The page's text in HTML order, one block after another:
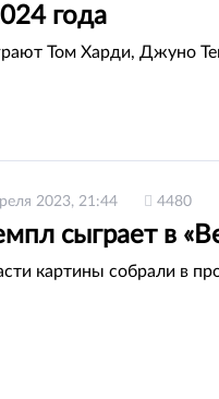
года
Том Харди, Джуно
2023, 21:44 4480
сыграет в
картины собрали в